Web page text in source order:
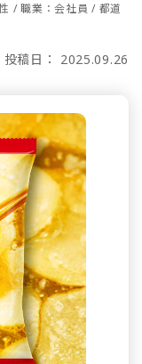
/ 職業：会社員 / 都道
投稿日： 2025.09.26